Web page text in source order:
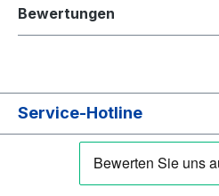
Bewertungen
Service-Hotline